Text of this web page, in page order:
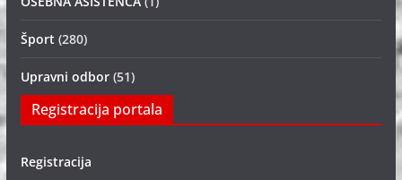
Šport (280)
Upravni odbor(51)
Registracija portala
Registracija